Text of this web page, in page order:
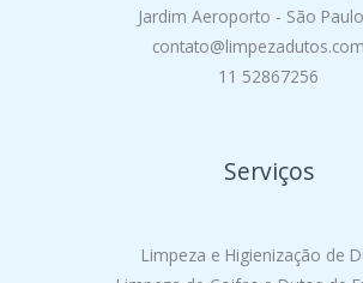
Jardim Aeroporto - São
11 52867256
Serviços
Limpeza e Higienização de